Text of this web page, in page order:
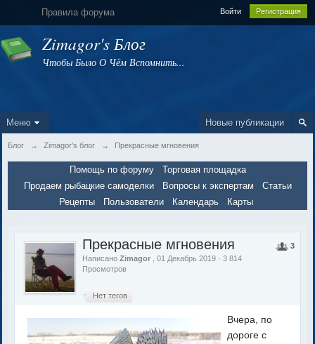
Правила форума Войти Регистрация
Zimagor's Блог
Чтобы Было О Чём Вспомнить...
Новые публикации
Меню
Блог → Zimagor's блог → Прекрасные мгновения
Помощь по форуму
Торговая площадка
Продаем рыбацкие самоделки
Вопросы к экспертам
Статьи
Рецепты
Пользователи Календарь Карты
3
Прекрасные мгновения
НаписаноZimagor
, 01 Декабрь 2019 · 3 814
Просмотров
Нет тегов
Вчера, по
дороге с